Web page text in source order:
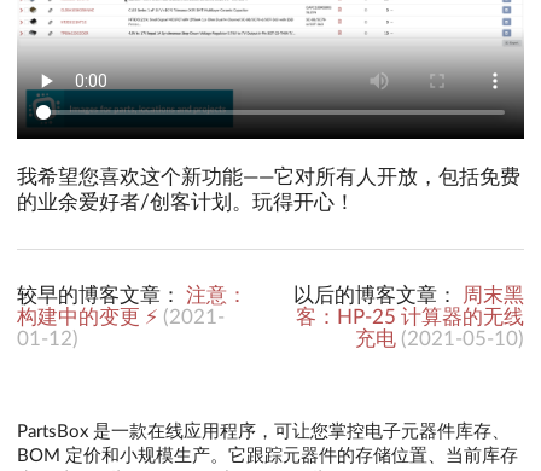
我希望您喜欢这个新功能——它对所有人开放，包括免费
的业余爱好者/创客计划。玩得开心！
较早的博客文章：
注意：
构建中的变更 ⚡️ (2021-
01-12)
以后的博客文章：
周末黑
客：HP-25 计算器的无线
充电 (2021-05-10)
PartsBox 是一款在线应用程序，可让您掌控电子元器件库存、
BOM 定价和小规模生产。它跟踪元器件的存储位置、当前库存